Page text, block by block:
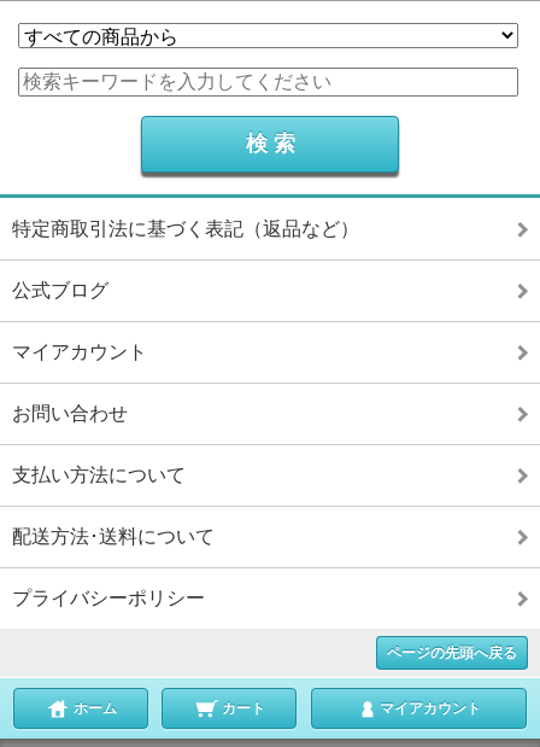
特定商取引法に基づく表記（返品など）
公式ブログ
マイアカウント
お問い合わせ
支払い方法について
配送方法･送料について
プライバシーポリシー
ページの先頭へ戻る
ホーム カート マイアカウント